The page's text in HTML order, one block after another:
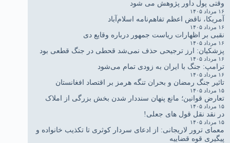
وقتی پول داور پژوهش می شود
۱۶ مرداد ۱۴۰۵
آمریکا، ناقض اعظم تفاهم‌نامه اسلام‌آباد
۱۶ مرداد ۱۴۰۵
نقبی بر اظهارات ریاست جمهور درباره وقایع دی
۱۶ مرداد ۱۴۰۵
پزشکیان: ارز ترجیحی حذف نمی‌شد قحطی در جنگ قطعی بود
۱۶ مرداد ۱۴۰۵
ترامپ: جنگ با ایران به زودی تمام می‌شود
۱۶ مرداد ۱۴۰۵
تاثیر جنگ رمضان و بحران تنگه هرمز بر اقتصاد افغانستان
۱۵ مرداد ۱۴۰۵
تعارض قوانین؛ مانع پنهان سنددار شدن بخش بزرگی از املاک
۱۵ مرداد ۱۴۰۵
در نقد نقل قول های جعلی!
۱۵ مرداد ۱۴۰۵
معمای ترور لاریجانی: از ادعای سردار کوثری تا تکذیب خانواده و
پیگیری قوه قضاییه